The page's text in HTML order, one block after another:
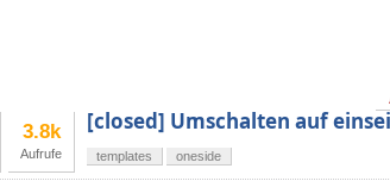
3.8k
Aufrufe
[closed] Umschalten auf
templates oneside